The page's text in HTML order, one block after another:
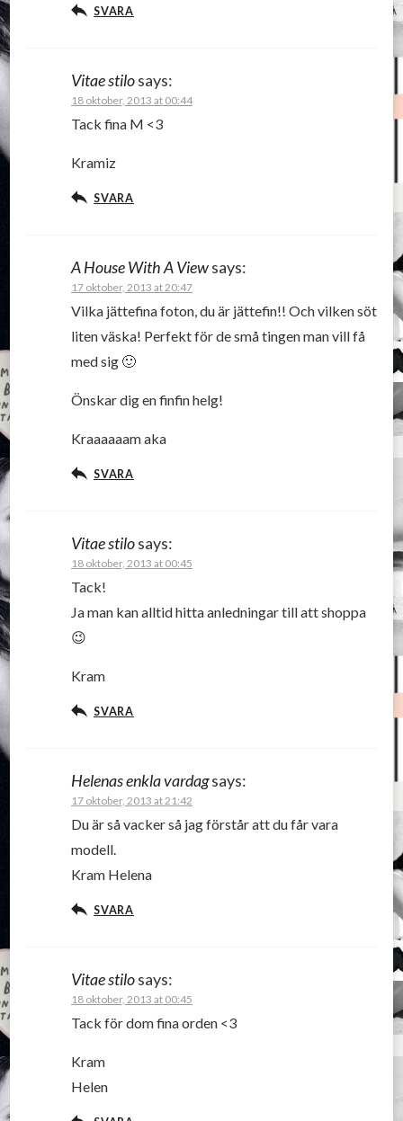
SVARA
Vitae stilosays:
18 oktober, 2013 at 00:44
Tack fina M <3
Kramiz
SVARA
A House With A Viewsays:
17 oktober, 2013 at 20:47
Vilka jättefina foton, du är jättefin!! Och vilken söt
liten väska! Perfekt för de små tingen man vill få
med sig 🙂
Önskar dig en finfin helg!
Kraaaaaam aka
SVARA
Vitae stilosays:
18 oktober, 2013 at 00:45
Tack!
Ja man kan alltid hitta anledningar till att shoppa
😉
Kram
SVARA
Helenas enkla vardagsays:
17 oktober, 2013 at 21:42
Du är så vacker så jag förstår att du får vara
modell.
Kram Helena
SVARA
Vitae stilosays:
18 oktober, 2013 at 00:45
Tack för dom fina orden <3
Kram
Helen